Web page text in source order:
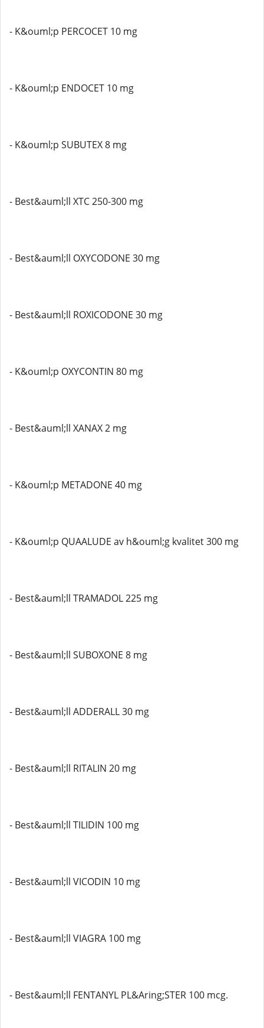
- K&ouml;p PERCOCET 10 mg
- K&ouml;p ENDOCET 10 mg
- K&ouml;p SUBUTEX 8 mg
- Best&auml;ll XTC 250-300 mg
- Best&auml;ll OXYCODONE 30 mg
- Best&auml;ll ROXICODONE 30 mg
- K&ouml;p OXYCONTIN 80 mg
- Best&auml;ll XANAX 2 mg
- K&ouml;p METADONE 40 mg
- K&ouml;p QUAALUDE av h&ouml;g kvalitet 300 mg
- Best&auml;ll TRAMADOL 225 mg
- Best&auml;ll SUBOXONE 8 mg
- Best&auml;ll ADDERALL 30 mg
- Best&auml;ll RITALIN 20 mg
- Best&auml;ll TILIDIN 100 mg
- Best&auml;ll VICODIN 10 mg
- Best&auml;ll VIAGRA 100 mg
- Best&auml;ll FENTANYL PL&Aring;STER 100 mcg.